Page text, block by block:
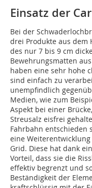
Einsatz der
Bei der
drei Produkte aus dem
des nur 7 bis 9 cm
Bewehrungsmatten
haben eine sehr hohe
sind einfach zu
unempfindlich
Medien, wie zum
Aspekt bei einer
Streusalz eisfrei
Fahrbahn entschieden
eine
Grid. Diese hat dank
Vorteil, dass sie die
effektiv begrenzt und
Beständigkeit der